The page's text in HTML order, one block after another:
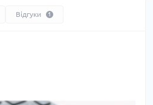
Відгуки 1